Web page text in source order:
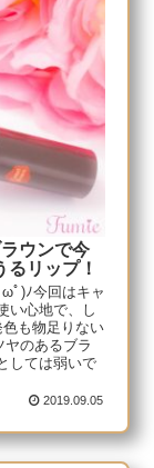
ウンで今
リップ！
ﾟ)ﾉ今回はキャ
い心地で、し
も物足りない
のあるブラ
しては弱いで
2019.09.05